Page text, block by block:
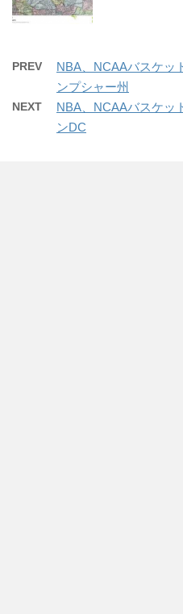
PREV
NBA、NCAAバスケッ
ンプシャー州
NEXT
NBA、NCAAバスケッ
ンDC